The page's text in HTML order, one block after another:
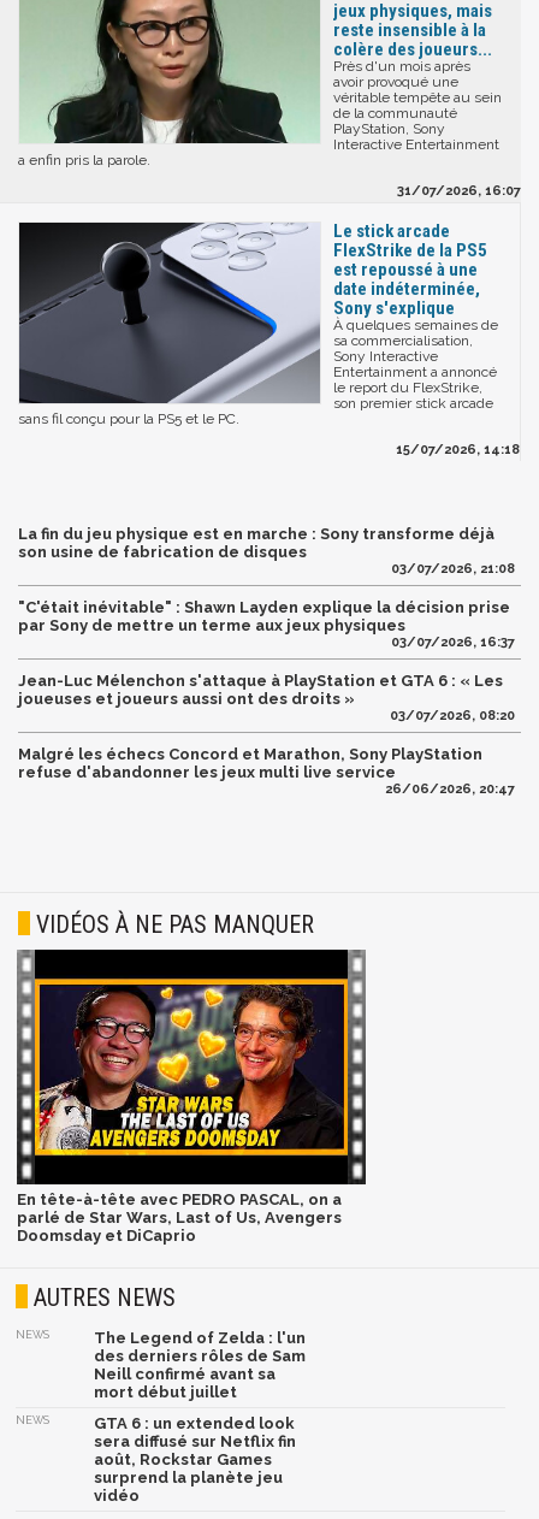
jeux physiques, mais
reste insensible à la
colère des joueurs...
Près d'un mois après
avoir provoqué une
véritable tempête au sein
de la communauté
PlayStation, Sony
Interactive Entertainment
a enfin pris la parole.
31/07/2026, 16:07
Le stick arcade
FlexStrike de la PS5
est repoussé à une
date indéterminée,
Sony s'explique
À quelques semaines de
sa commercialisation,
Sony Interactive
Entertainment a annoncé
le report du FlexStrike,
son premier stick arcade
sans fil conçu pour la PS5 et le PC.
15/07/2026, 14:18
La fin du jeu physique est en marche : Sony transforme déjà
son usine de fabrication de disques
03/07/2026, 21:08
"C'était inévitable" : Shawn Layden explique la décision prise
par Sony de mettre un terme aux jeux physiques
03/07/2026, 16:37
Jean-Luc Mélenchon s'attaque à PlayStation et GTA 6 : « Les
joueuses et joueurs aussi ont des droits »
03/07/2026, 08:20
Malgré les échecs Concord et Marathon, Sony PlayStation
refuse d'abandonner les jeux multi live service
26/06/2026, 20:47
VIDÉOS À NE PAS MANQUER
En tête-à-tête avec PEDRO PASCAL, on a
parlé de Star Wars, Last of Us, Avengers
Doomsday et DiCaprio
AUTRES NEWS
NEWS
The Legend of Zelda : l'un
des derniers rôles de Sam
Neill confirmé avant sa
mort début juillet
NEWS
GTA 6 : un extended look
sera diffusé sur Netflix fin
août, Rockstar Games
surprend la planète jeu
vidéo